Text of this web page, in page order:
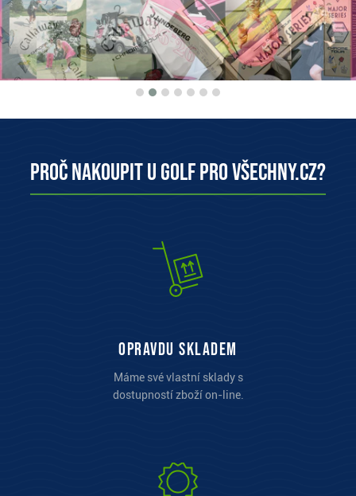
Proč nakoupit u Golf pro všechny.cz?
opravdu skladem
Máme své vlastní sklady s
dostupností zboží on-line.